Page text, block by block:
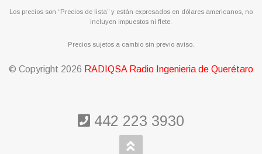
Los precios son “Precios de lista” y están expresados en dólares americanos, no
incluyen impuestos ni flete.
Precios sujetos a cambio sin previo aviso.
© Copyright 2026 RADIQSA Radio Ingenieria de Querétaro
442 223 3930